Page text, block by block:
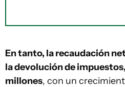
En tanto, la recaudación
la devolución de
millones, con un